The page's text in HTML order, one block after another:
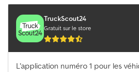
remorques, camions, tracteurs, etc., et/ou
disponible. Sous réserve d’erreurs et de
Dg Uyex Ai Towa
TruckScout24
Gratuit sur le store
L'application numéro 1 pour les